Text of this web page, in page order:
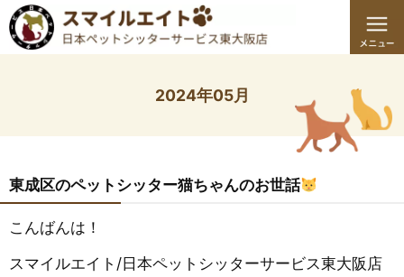
2024年05月
東成区のペットシッター猫ちゃんのお世話
こんばんは！
スマイルエイト/日本ペットシッターサービス東大阪店